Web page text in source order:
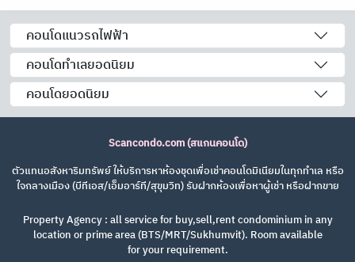
คอนโดแนวรถไฟฟ้า
คอนโดทำเลยอดนิยม
คอนโดยอดนิยม
Scancondo.com (สแกนคอนโด)
ตัวแทนอสังหาริมทรัพย์ ให้บริการหาห้องชุดเพื่อเช่าคอนโดมิเนียมในทุกทำเล หรือ
ใจกลางเมือง (บีทีเอส/เอ็มอาร์ที/สุขุมวิท) รับฝากห้องเพื่อหาผู้เช่า หรือฝากขาย
Property Agency : all service for buy,sell,rent condominium in any
location or prime area (BTS/MRT/Sukhumvit). Room available
for your requirement.